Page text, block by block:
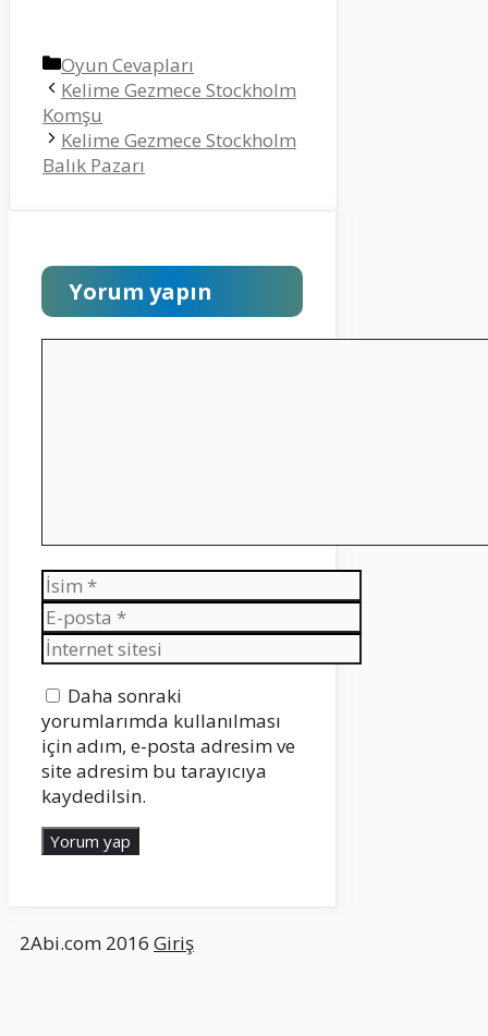
Kategoriler
Oyun Cevapları
Kelime Gezmece Stockholm
Komşu
Kelime Gezmece Stockholm
Balık Pazarı
Yorum yapın
İsim
E-
posta
İnternet
sitesi
Daha sonraki
yorumlarımda kullanılması
için adım, e-posta adresim ve
site adresim bu tarayıcıya
kaydedilsin.
2Abi.com 2016 Giriş